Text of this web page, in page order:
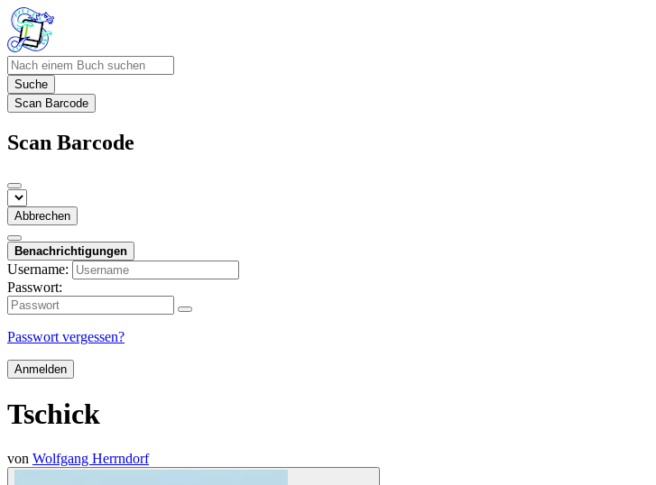
Suche
Scan Barcode
Scan Barcode
Abbrechen
Benachrichtigungen
Username:
Passwort:
Passwort vergessen?
Anmelden
Tschick
von Wolfgang Herrndorf